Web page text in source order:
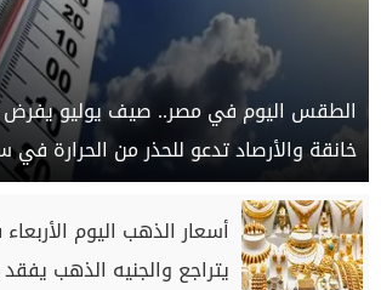
الطقس اليوم في مصر.. صيف يوليو يفرض
خانقة والأرصاد تدعو للحذر من الحرارة في
يتراجع والجنيه الذهب